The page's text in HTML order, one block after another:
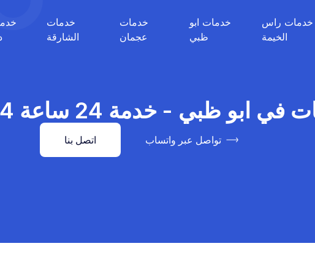
خدمات
الشارقة
خدمات
عجمان
خدمات ابو
ظبي
خدمات راس
الخيمة
ظبي - خدمة 24 ساعة 0527514054
اتصل بنا تواصل عبر واتساب